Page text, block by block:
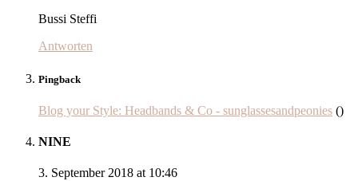
Bussi Steffi
Antworten
Pingback
Blog your Style: Headbands & Co - sunglassesandpeonies ()
NINE
3. September 2018 at 10:46